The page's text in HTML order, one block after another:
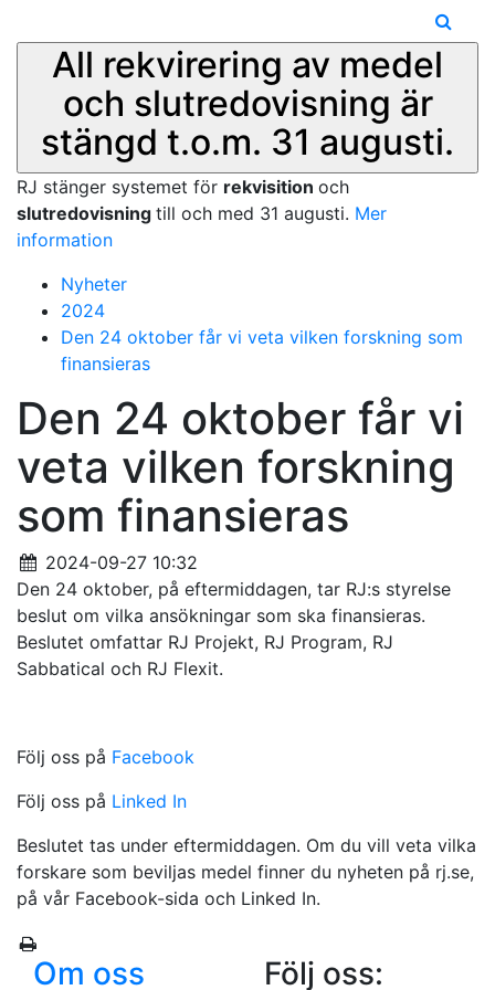
All rekvirering av medel
och slutredovisning är
stängd t.o.m. 31 augusti.
RJ stänger systemet för rekvisition och
slutredovisning till och med 31 augusti. Mer
information
Nyheter
2024
Den 24 oktober får vi veta vilken forskning som
finansieras
Den 24 oktober får vi
veta vilken forskning
som finansieras
2024-09-27 10:32
Den 24 oktober, på eftermiddagen, tar RJ:s styrelse
beslut om vilka ansökningar som ska finansieras.
Beslutet omfattar RJ Projekt, RJ Program, RJ
Sabbatical och RJ Flexit.
Följ oss på Facebook
Följ oss på Linked In
Beslutet tas under eftermiddagen. Om du vill veta vilka
forskare som beviljas medel finner du nyheten på rj.se,
på vår Facebook-sida och Linked In.
Om oss Följ oss: